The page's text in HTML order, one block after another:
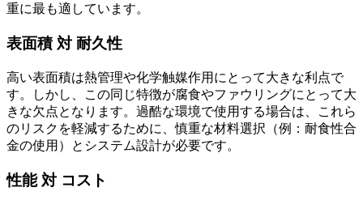
重に最も適しています。
表面積 対 耐久性
高い表面積は熱管理や化学触媒作用にとって大きな利点で
す。しかし、この同じ特徴が腐食やファウリングにとって大
きな欠点となります。過酷な環境で使用する場合は、これら
のリスクを軽減するために、慎重な材料選択（例：耐食性合
金の使用）とシステム設計が必要です。
性能 対 コスト